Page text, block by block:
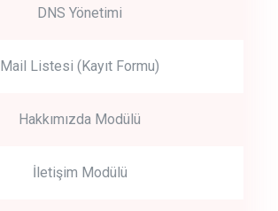
DNS Yönetimi
Mail Listesi (Kayıt Formu)
Hakkımızda Modülü
İletişim Modülü